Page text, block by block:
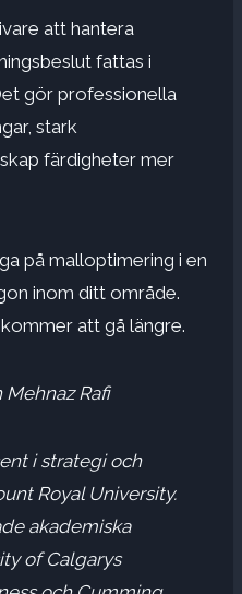
att hantera
fattas i
gör professionella
, stark
färdigheter mer
på malloptimering i en
inom ditt område.
att gå längre.
Rafi
i strategi och
Royal University.
akademiska
of Calgarys